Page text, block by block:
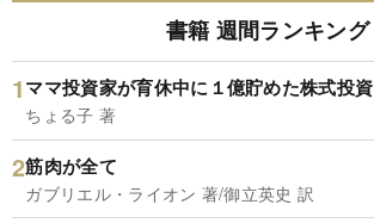
書籍 週間ランキング
ママ投資家が育休中に１億貯めた株式投資
ちょる子 著
筋肉が全て
ガブリエル・ライオン 著/御立英史 訳